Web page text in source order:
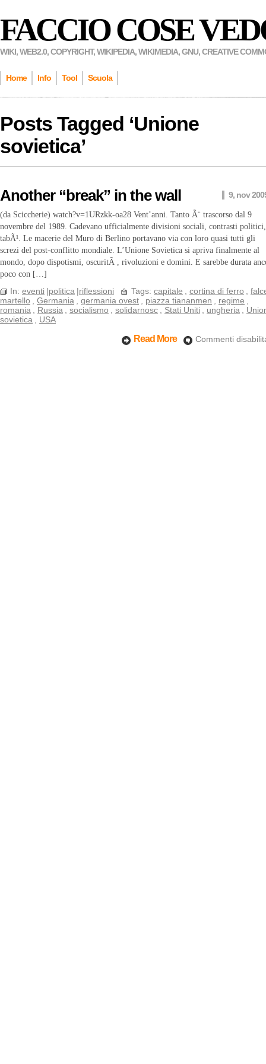
FACCIO COSE
WIKI, WEB2.0, COPYRIGHT, WIKIPEDIA, WIKIMEDIA, GNU, CREATIVE
Home Info Tool Scuola
Posts Tagged ‘Unione
sovietica’
Another “break” in the wall 9, nov
(da Sciccherie) watch?v=1URzkk-oa28 Vent’anni. Tanto Ã¨ trascorso dal 9
novembre del 1989. Cadevano ufficialmente divisioni sociali, contrasti politici,
tabÃ¹. Le macerie del Muro di Berlino portavano via con loro quasi tutti gli
screzi del post-conflitto mondiale. L’Unione Sovietica si apriva finalmente al
mondo, dopo dispotismi, oscuritÃ , rivoluzioni e domini. E sarebbe durata
poco con […]
In: eventi |politica |riflessioni Tags: capitale cortina di ferro
martello
Germania germania ovest piazza tiananmen regime
romania
Russia socialismo solidarnosc Stati Uniti ungheria
sovietica
USA
Read More Commenti